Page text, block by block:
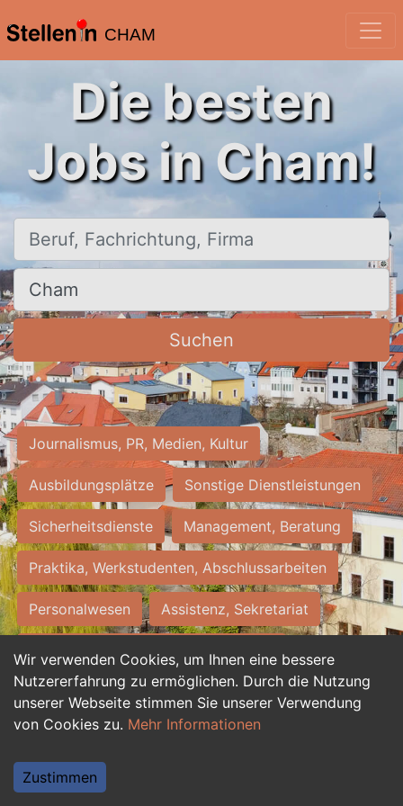
CHAM
Wir verwenden Cookies, um Ihnen eine bessere
Nutzererfahrung zu ermöglichen. Durch die Nutzung
unserer Webseite stimmen Sie unserer Verwendung
von Cookies zu. Mehr Informationen
Zustimmen
Die besten
Jobs in Cham!
Beruf, Fachrichtung, Firma
Ort, Stadt
Suchen
Journalismus, PR, Medien, Kultur
Ausbildungsplätze Sonstige Dienstleistungen
Sicherheitsdienste Management, Beratung
Praktika, Werkstudenten, Abschlussarbeiten
Personalwesen Assistenz, Sekretariat
Hilfskräfte, Aushilfs- und Nebenjobs
Einkauf, Logistik, Materialwirtschaft
Weiterbildung, Studium, duale Ausbildung
Tourismus